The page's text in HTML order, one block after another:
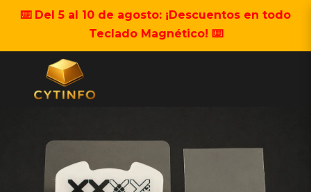
⌨️ Del 5 al 10 de agosto: ¡Descuentos en todo
Teclado Magnético! ⌨️